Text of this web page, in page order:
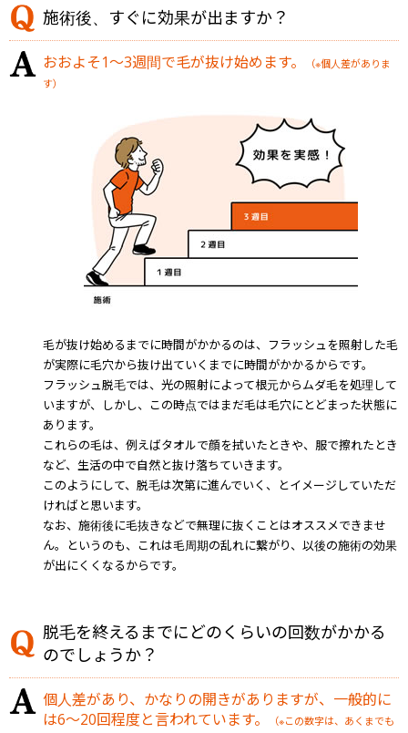
施術後、すぐに効果が出ますか？
おおよそ1～3週間で毛が抜け始めます。
（※個人差がありま
す）
毛が抜け始めるまでに時間がかかるのは、フラッシュを照射した毛
が実際に毛穴から抜け出ていくまでに時間がかかるからです。
フラッシュ脱毛では、光の照射によって根元からムダ毛を処理して
いますが、しかし、この時点ではまだ毛は毛穴にとどまった状態に
あります。
これらの毛は、例えばタオルで顔を拭いたときや、服で擦れたとき
など、生活の中で自然と抜け落ちていきます。
このようにして、脱毛は次第に進んでいく、とイメージしていただ
ければと思います。
なお、施術後に毛抜きなどで無理に抜くことはオススメできませ
ん。というのも、これは毛周期の乱れに繋がり、以後の施術の効果
が出にくくなるからです。
脱毛を終えるまでにどのくらいの回数がかかる
のでしょうか？
個人差があり、かなりの開きがありますが、一般的に
は6～20回程度と言われています。
（※この数字は、あくまでも